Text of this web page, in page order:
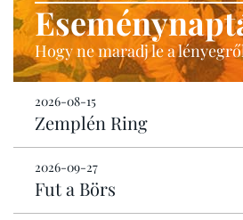
Hogy ne maradj le a
2026-08-15
Zemplén Ring
2026-09-27
Fut a Börs